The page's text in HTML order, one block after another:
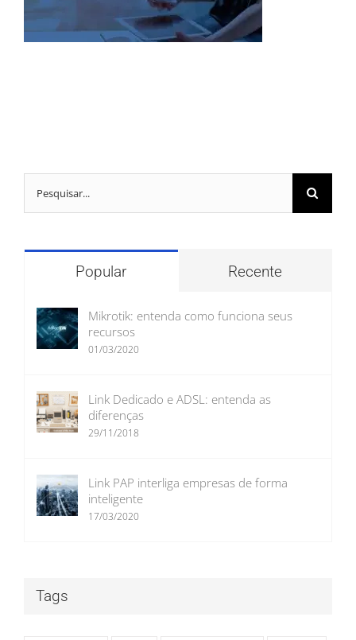
Popular Recente
Mikrotik: entenda como funciona seus
recursos
01/03/2020
Link Dedicado e ADSL: entenda as
diferenças
29/11/2018
Link PAP interliga empresas de forma
inteligente
17/03/2020
Tags